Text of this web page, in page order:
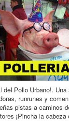
del Pollo Urbano!.
runrunes y
pistas a caminos
¡Pincha la cabeza